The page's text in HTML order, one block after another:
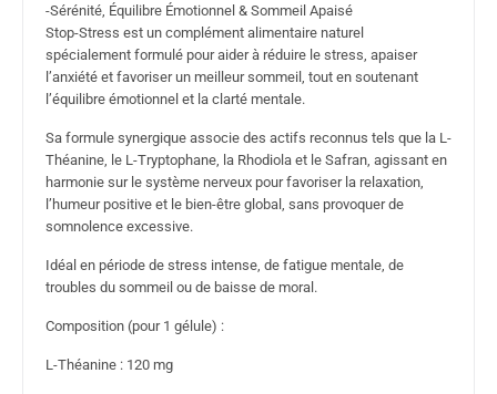
-Sérénité, Équilibre Émotionnel & Sommeil Apaisé
Stop-Stress est un complément alimentaire naturel
spécialement formulé pour aider à réduire le stress, apaiser
l’anxiété et favoriser un meilleur sommeil, tout en soutenant
l’équilibre émotionnel et la clarté mentale.
Sa formule synergique associe des actifs reconnus tels que la L-
Théanine, le L-Tryptophane, la Rhodiola et le Safran, agissant en
harmonie sur le système nerveux pour favoriser la relaxation,
l’humeur positive et le bien-être global, sans provoquer de
somnolence excessive.
Idéal en période de stress intense, de fatigue mentale, de
troubles du sommeil ou de baisse de moral.
Composition (pour 1 gélule) :
L-Théanine : 120 mg